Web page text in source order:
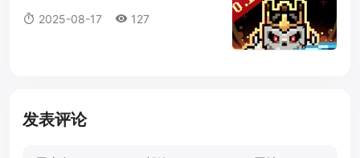
法打套还是T4套？这是你必须知道
的真相！
2025-08-17 127
发表评论